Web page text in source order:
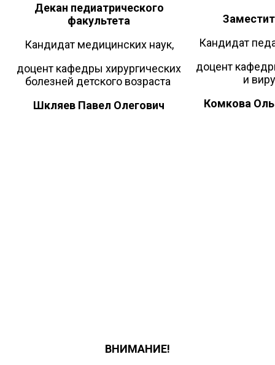
Декан педиатрического
факультета
Кандидат медицинских наук,
доцент кафедры хирургических
болезней детского возраста
Шкляев Павел Олегович
Кандидат
доцент
и
Комкова
ВНИМАНИЕ!